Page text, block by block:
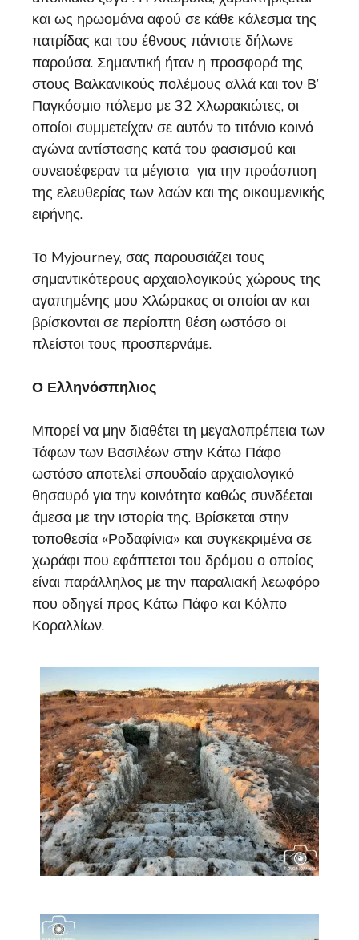
και ως ηρωομάνα αφού σε κάθε κάλεσμα της
πατρίδας και του έθνους πάντοτε δήλωνε
παρούσα. Σημαντική ήταν η προσφορά της
στους Βαλκανικούς πολέμους αλλά και τον Β’
Παγκόσμιο πόλεμο με 32 Χλωρακιώτες, οι
οποίοι συμμετείχαν σε αυτόν το τιτάνιο κοινό
αγώνα αντίστασης κατά του φασισμού και
συνεισέφεραν τα μέγιστα για την προάσπιση
της ελευθερίας των λαών και της οικουμενικής
ειρήνης.
Το Myjourney, σας παρουσιάζει τους
σημαντικότερους αρχαιολογικούς χώρους της
αγαπημένης μου Χλώρακας οι οποίοι αν και
βρίσκονται σε περίοπτη θέση ωστόσο οι
πλείστοι τους προσπερνάμε.
Ο Ελληνόσπηλιος
Μπορεί να μην διαθέτει τη μεγαλοπρέπεια των
Τάφων των Βασιλέων στην Κάτω Πάφο
ωστόσο αποτελεί σπουδαίο αρχαιολογικό
θησαυρό για την κοινότητα καθώς συνδέεται
άμεσα με την ιστορία της. Βρίσκεται στην
τοποθεσία «Ροδαφίνια» και συγκεκριμένα σε
χωράφι που εφάπτεται του δρόμου ο οποίος
είναι παράλληλος με την παραλιακή λεωφόρο
που οδηγεί προς Κάτω Πάφο και Κόλπο
Κοραλλίων.